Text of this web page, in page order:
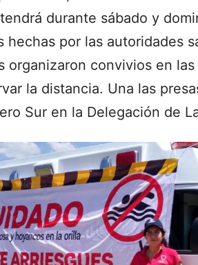
durante sábado y
hechas por las autoridades
organizaron convivios en
la distancia. Una las
Sur en la Delegación de